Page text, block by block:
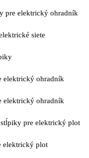
pre elektrický ohradník
siete
elektrický ohradník
elektrický ohradník
pre elektrický plot
elektrický plot